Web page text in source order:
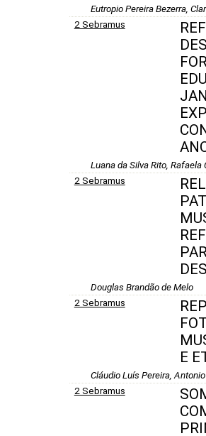
Eutropio Pereira Bezerra,
2 Sebramus
Luana da Silva Rito, Rafaela
2 Sebramus
Douglas Brandão de Melo
2 Sebramus
E
Cláudio Luís Pereira,
2 Sebramus